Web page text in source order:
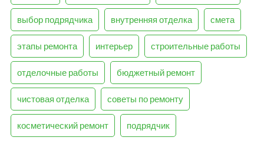
выбор подрядчика внутренняя отделка смета
этапы ремонта интерьер строительные работы
отделочные работы бюджетный ремонт
чистовая отделка советы по ремонту
косметический ремонт подрядчик